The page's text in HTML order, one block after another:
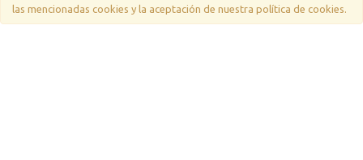
las mencionadas cookies y la aceptación de nuestra política de cookies.